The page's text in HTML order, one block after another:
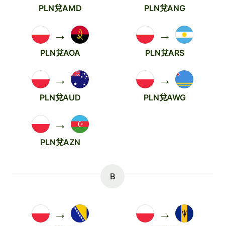
PLN兌AMD PLN兌ANG
→
PLN兌AOA
→
PLN兌ARS
→
PLN兌AUD
→
PLN兌AWG
→
PLN兌AZN
B
→ →